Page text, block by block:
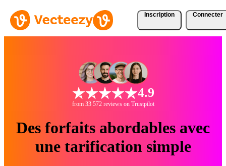
Inscription Connecter
4.9
from 33 572 reviews on Trustpilot
Des forfaits abordables avec
une tarification simple